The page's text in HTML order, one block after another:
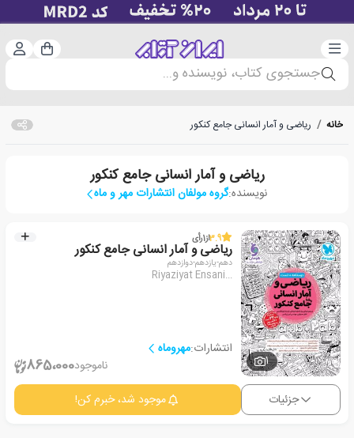
دسته‌بندی سبد
جستجوی کتاب، نویسنده و...
خانه / ریاضی و آمار انسانی جامع کنکور
ریاضی و آمار انسانی جامع کنکور
نویسنده:گروه مولفان انتشارات مهر و ماه
1
3.9از1رأی
ریاضی و آمار انسانی جامع کنکور
دهم-یازدهم-دوازدهم
Riyaziyat Ensani...
انتشارات:مهروماه
ناموجود865،000
جزئیات موجود شد، خبرم کن!